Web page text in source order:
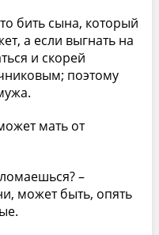
бить сына, который
а если выгнать на
и скорей
поэтому
мать от
–
может быть, опять